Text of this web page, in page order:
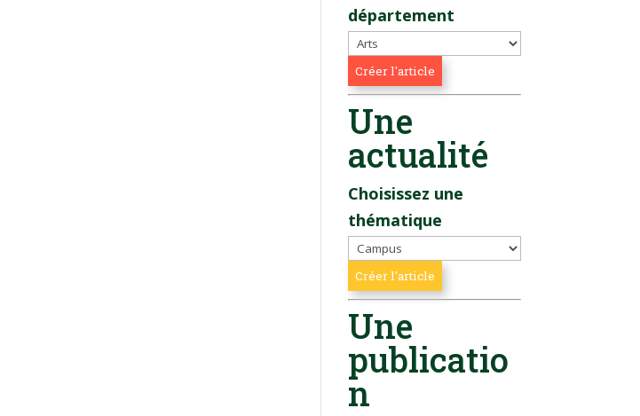
département
Une
actualité
Choisissez une
thématique
Une
publicatio
n